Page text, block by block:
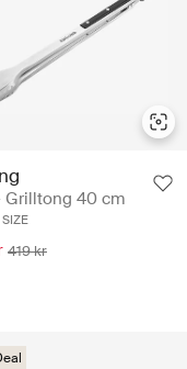
Grilltong 40 cm
419 kr